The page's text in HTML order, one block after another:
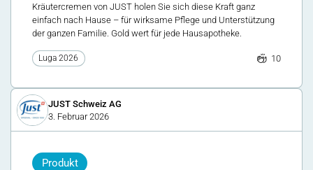
Kräutercremen von JUST holen Sie sich diese Kraft ganz
einfach nach Hause – für wirksame Pflege und Unterstützung
der ganzen Familie. Gold wert für jede Hausapotheke.
Luga 2026 10
JUST Schweiz AG
3. Februar 2026
Produkt